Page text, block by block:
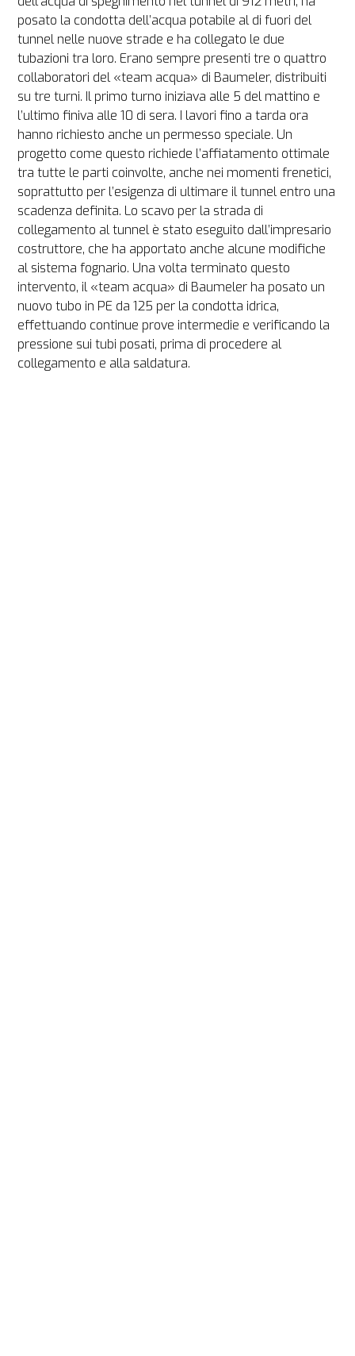
posato la condotta dell’acqua potabile al di fuori del
tunnel nelle nuove strade e ha collegato le due
tubazioni tra loro. Erano sempre presenti tre o quattro
collaboratori del «team acqua» di Baumeler, distribuiti
su tre turni. Il primo turno iniziava alle 5 del mattino e
l’ultimo finiva alle 10 di sera. I lavori fino a tarda ora
hanno richiesto anche un permesso speciale. Un
progetto come questo richiede l’affiatamento ottimale
tra tutte le parti coinvolte, anche nei momenti frenetici,
soprattutto per l’esigenza di ultimare il tunnel entro una
scadenza definita. Lo scavo per la strada di
collegamento al tunnel è stato eseguito dall’impresario
costruttore, che ha apportato anche alcune modifiche
al sistema fognario. Una volta terminato questo
intervento, il «team acqua» di Baumeler ha posato un
nuovo tubo in PE da 125 per la condotta idrica,
effettuando continue prove intermedie e verificando la
pressione sui tubi posati, prima di procedere al
collegamento e alla saldatura.